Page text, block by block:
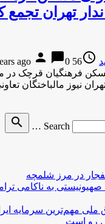
تهران تجمع
access_time
56 years ago
person chat_bubble0
فرهنگیان قرچک در
نیوز مالباختگان
Search …
search
در مرز شلمچه
صهیونیستی به ناکامی
ملی مهم‌ترین سرمایه
رو است